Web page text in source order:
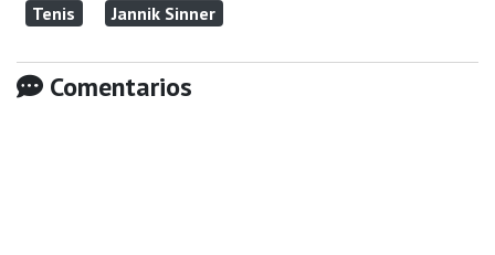
Tenis Jannik Sinner
Comentarios